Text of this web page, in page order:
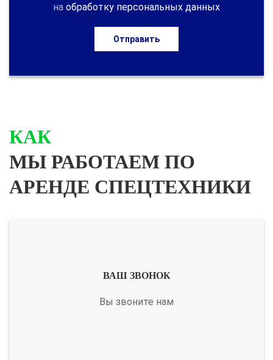
на обработку персональных данных
Отправить
КАК
МЫ РАБОТАЕМ ПО
АРЕНДЕ СПЕЦТЕХНИКИ
ВАШ ЗВОНОК
Вы звоните нам